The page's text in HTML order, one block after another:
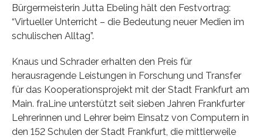
Bürgermeisterin Jutta Ebeling hält den Festvortrag:
“Virtueller Unterricht – die Bedeutung neuer Medien im
schulischen Alltag”.
Knaus und Schrader erhalten den Preis für
herausragende Leistungen in Forschung und Transfer
für das Kooperationsprojekt mit der Stadt Frankfurt am
Main. fraLine unterstützt seit sieben Jahren Frankfurter
Lehrerinnen und Lehrer beim Einsatz von Computern in
den 152 Schulen der Stadt Frankfurt, die mittlerweile